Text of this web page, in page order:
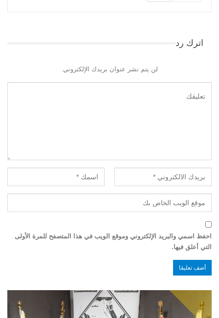
اترك رد
لن يتم نشر عنوان بريدك الإلكتروني.
احفظ اسمي والبريد الإلكتروني وموقع الويب في هذا المتصفح للمرة الأولى
التي أعلق فيها.